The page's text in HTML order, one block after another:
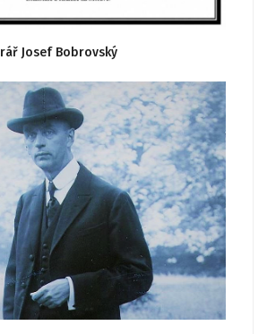
Josef Bobrovský